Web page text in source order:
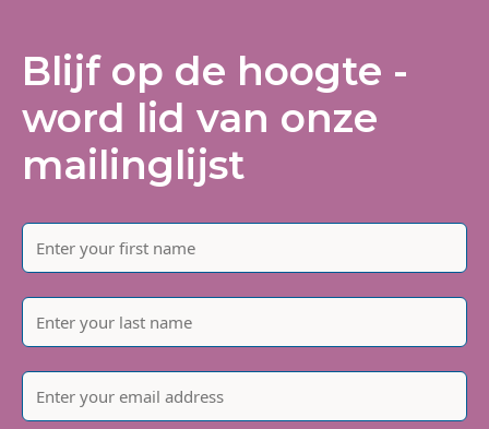
Blijf op de hoogte -
word lid van onze
mailinglijst